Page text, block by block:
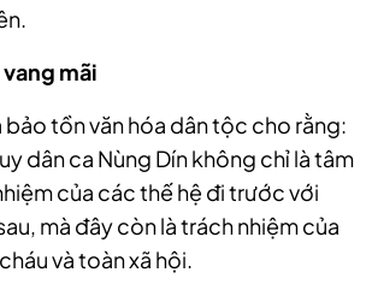
mãi
tồn văn hóa dân tộc cho rằng:
dân ca Nùng Dín không chỉ là tâm
của các thế hệ đi trước với
mà đây còn là trách nhiệm của
và toàn xã hội.